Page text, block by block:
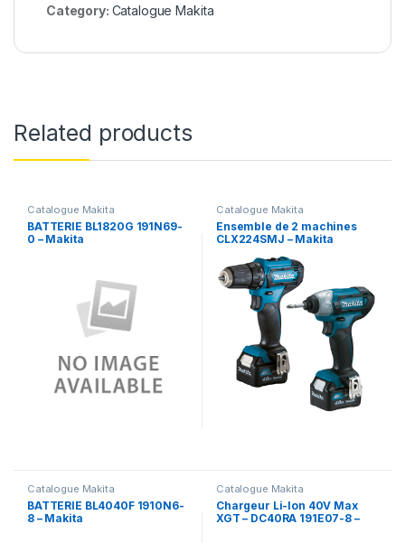
Category: Catalogue Makita
Related products
Catalogue Makita
BATTERIE BL1820G 191N69-
0 – Makita
Catalogue Makita
Ensemble de 2 machines
CLX224SMJ – Makita
Catalogue Makita
BATTERIE BL4040F 1910N6-
8 – Makita
Catalogue Makita
Chargeur Li-Ion 40V Max
XGT – DC40RA 191E07-8 –